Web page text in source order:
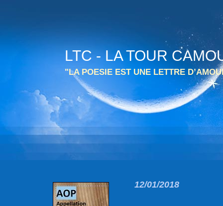
LTC - LA TOUR
"LA POESIE EST UNE LETTRE
12/01/2018